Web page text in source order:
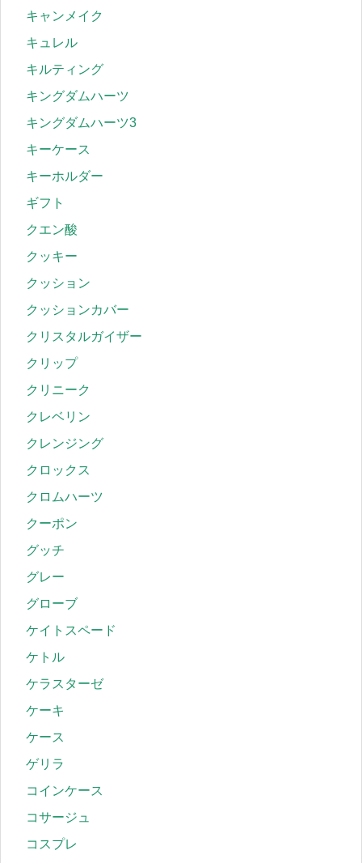
キャンメイク
キュレル
キルティング
キングダムハーツ
キングダムハーツ3
キーケース
キーホルダー
ギフト
クエン酸
クッキー
クッション
クッションカバー
クリスタルガイザー
クリップ
クリニーク
クレベリン
クレンジング
クロックス
クロムハーツ
クーポン
グッチ
グレー
グローブ
ケイトスペード
ケトル
ケラスターゼ
ケーキ
ケース
ゲリラ
コインケース
コサージュ
コスプレ